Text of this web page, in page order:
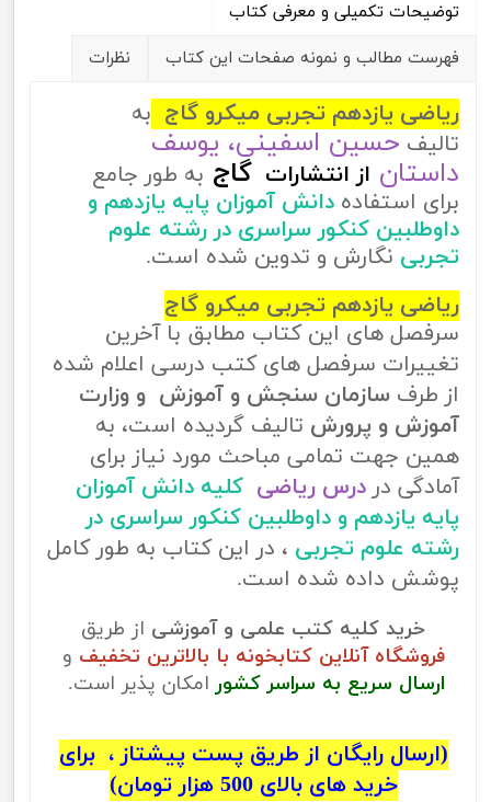
توضیحات تکمیلی و معرفی کتاب
فهرست مطالب و نمونه صفحات این کتاب
نظرات
ریاضی یازدهم تجربی میکرو گاج به
تالیف حسین اسفینی، یوسف
داستان از انتشارات گاج به طور جامع
برای استفاده دانش آموزان پایه یازدهم و
داوطلبین کنکور سراسری در رشته علوم
تجربی نگارش و تدوین شده است.
ریاضی یازدهم تجربی میکرو گاج
سرفصل های این کتاب مطابق با آخرین
تغییرات سرفصل های کتب درسی اعلام شده
از طرف سازمان سنجش و آموزش و وزارت
آموزش و پرورش تالیف گردیده است، به
همین جهت تمامی مباحث مورد نیاز برای
آمادگی در درس ریاضی کلیه دانش آموزان
پایه یازدهم و داوطلبین کنکور سراسری در
رشته علوم تجربی ، در این کتاب به طور کامل
پوشش داده شده است.
خرید کلیه کتب علمی و آموزشی از طریق
فروشگاه آنلاین کتابخونه با بالاترین تخفیف و
ارسال سریع به سراسر کشور امکان پذیر است.
(ارسال رایگان از طریق پست پیشتاز ، برای
خرید های بالای 500 هزار تومان)